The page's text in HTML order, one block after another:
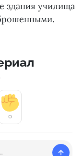
здания училища
0